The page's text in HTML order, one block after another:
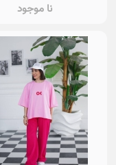
نا موجود